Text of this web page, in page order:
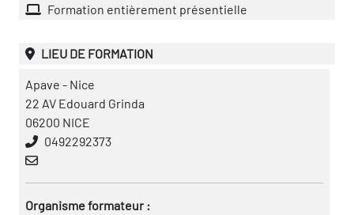
Formation entièrement présentielle
LIEU DE FORMATION
Apave - Nice
22 AV Edouard Grinda
06200 NICE
0492292373
Organisme formateur :